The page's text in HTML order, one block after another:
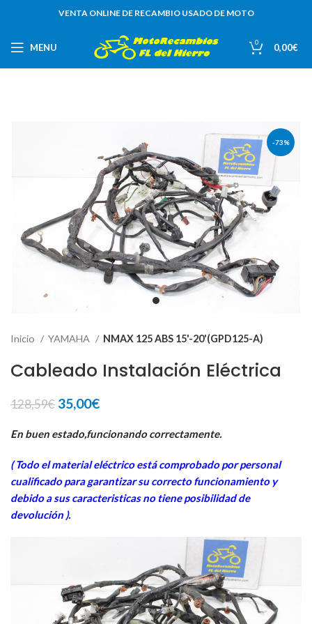
VENTA ONLINE DE RECAMBIO USADO DE MOTO
MENU 0 0,00€
-73%
Inicio YAMAHA NMAX 125 ABS 15'-20'(GPD125-A)
Cableado Instalación Eléctrica
128,59€ El
original
128,59€.
35,00€El
actual
35,00€.
En buen estado,funcionando correctamente.
( Todo el material eléctrico está comprobado por personal
cualificado para garantizar su correcto funcionamiento y
debido a sus caracteristicas no tiene posibilidad de
devolución ).